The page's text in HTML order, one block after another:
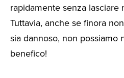
rapidamente senza lasciare
Tuttavia, anche se finora
sia dannoso, non possiamo
benefico!